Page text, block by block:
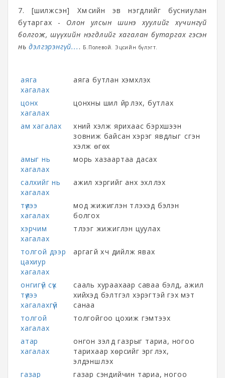
7. [шилжсэн] Хүмүүсийн эв нэгдлийг бусниулан
бутаргах - Олон улсын шинэ хуулийг хүчингүй
болгож, шүүхийн нэгдлийг хагалан бутаргах гэсэн
ньдэлгэрэнгүй... . Б.Полевой. Эцсийн бүлэгт.
аяга
хагалах
аяга бутлан хэмхлэх
цонх
хагалах
цонхны шил үйрүүлэх, бутлах
ам хагалах
хүний хэлж ярихаас бэрхшээн
зовниж байсан хэрэг явдлыг үүсгэн
хэлж өгөх
амыг нь
хагалах
морь хазаартаа дасах
салхийг нь
хагалах
ажил хэргийг анх эхлүүлэх
түлээ
хагалах
мод жижиглэн түлэхэд бэлэн
болгох
хэрчим
хагалах
түлээг жижиглэн цуулах
толгой дээр
цахиур
хагалах
аргагүй хүч дийлж явах
онгигүй сүх
түлээ
хагалахгүй
сааль хураахаар саваа бэлд, ажил
хийхэд бэлтгэл хэрэгтэй гэх мэт
санаа
толгой
хагалах
толгойгоо цохиж гэмтээх
атар
хагалах
онгон зэлүүд газрыг тариа, ногоо
тарихаар хөрсийг эргүүлэх,
элдэншүүлэх
газар
газар сэндийчин тариа, ногоо